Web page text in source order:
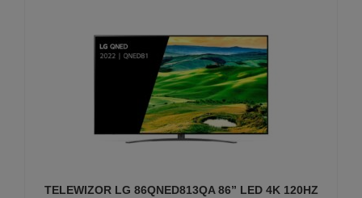
TELEWIZOR LG 86QNED813QA 86” LED 4K 120HZ